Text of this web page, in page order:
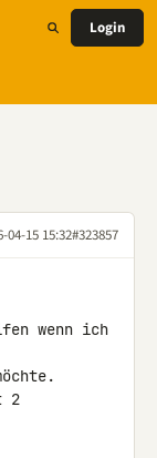
Login
04-15 15:32#323857
wenn ich
2